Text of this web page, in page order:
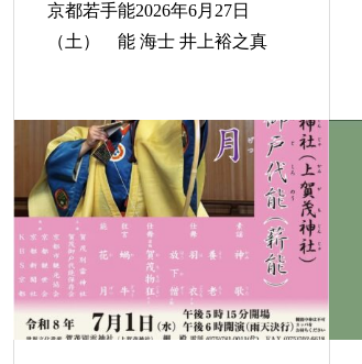
京都若手能2026年6月27日
（土） 能 海士 井上裕之真